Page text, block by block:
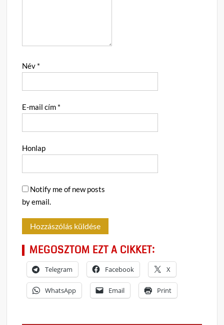
Név *
E-mail cím *
Honlap
Notify me of new posts
by email.
MEGOSZTOM EZT A CIKKET:
Telegram Facebook X
WhatsApp Email Print